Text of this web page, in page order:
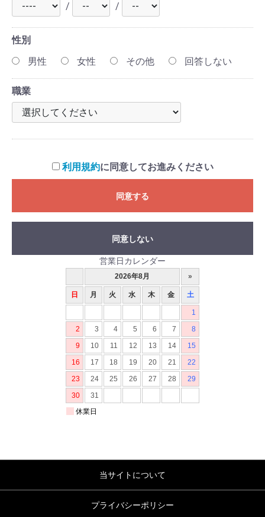
/
/
性別
男性
女性 その他 回答しない
職業
利用規約に同意してお進みください
同意する
同意しない
営業日カレンダー
当サイトについて
プライバシーポリシー